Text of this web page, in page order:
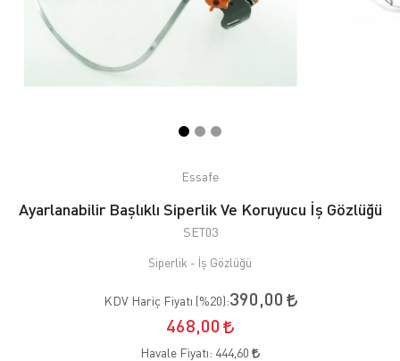
Essafe
Ayarlanabilir Başlıklı Siperlik Ve Koruyucu İş Gözlüğü
SET03
Siperlik - İş Gözlüğü
KDV Hariç Fiyatı (%20):390,00
468,00
Havale Fiyatı: 444,60